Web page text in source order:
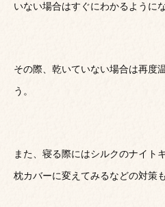
いない場合はすぐにわかるように
その際、乾いていない場合は再度
う。
また、寝る際にはシルクのナイト
枕カバーに変えてみるなどの対策